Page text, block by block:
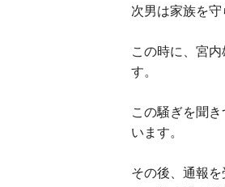
次男は家族を
この時に、宮
す。
この騒ぎを聞
います。
その後、通報